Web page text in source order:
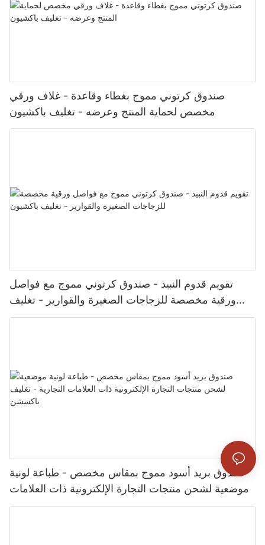
صندوق كرتوني مموج بغطاء وقاعدة - غلاف ورقي
مخصص لحماية المنتج وعرضه - تغليف باكشيون
تقويم قدوم النبيذ - صندوق كرتوني مموج مع فواصل
ورقية مخصصة للزجاجات الصغيرة والقوارير - تغليف
باكشيون
صندوق بريد أسود مموج بمقاس مخصص - طباعة لونية
موضعية لشحن منتجات التجارة الإلكترونية ذات العلامات
التجارية - تغليف باكسشن